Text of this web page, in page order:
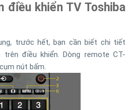
điều khiển TV Toshiba
trước hết, bạn cần biết chi tiết
điều khiển. Dòng remote CT-
nút bấm.